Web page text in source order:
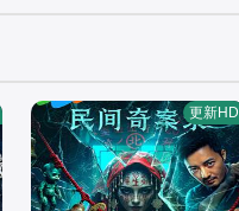
更新HD